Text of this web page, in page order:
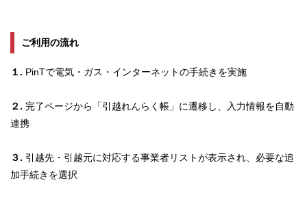
ご利用の流れ
１. PinTで電気・ガス・インターネットの手続きを実施
２. 完了ページから「引越れんらく帳」に遷移し、入力情報を自動
連携
３. 引越先・引越元に対応する事業者リストが表示され、必要な追
加手続きを選択